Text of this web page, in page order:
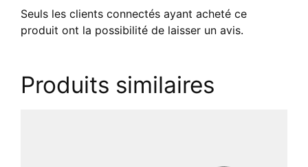
Seuls les clients connectés ayant acheté ce
produit ont la possibilité de laisser un avis.
Produits similaires